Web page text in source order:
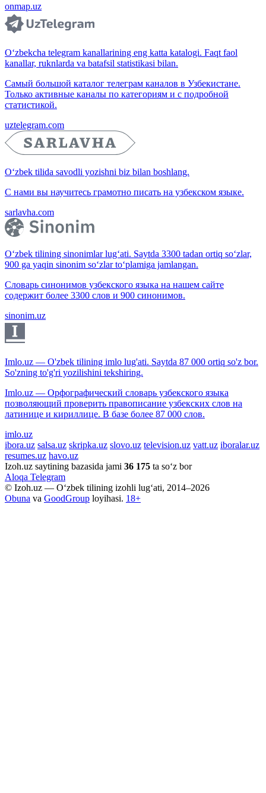
onmap.uz
O‘zbekcha telegram kanallarining eng katta katalogi. Faqt faol
kanallar, ruknlarda va batafsil statistikasi bilan.
Самый большой каталог телеграм каналов в Узбекистане.
Только активные каналы по категориям и с подробной
статистикой.
uztelegram.com
O‘zbek tilida savodli yozishni biz bilan boshlang.
С нами вы научитесь грамотно писать на узбекском языке.
sarlavha.com
O‘zbek tilining sinonimlar lug‘ati. Saytda 3300 tadan ortiq so‘zlar,
900 ga yaqin sinonim so‘zlar to‘plamiga jamlangan.
Словарь синонимов узбекского языка на нашем сайте
содержит более 3300 слов и 900 синонимов.
sinonim.uz
Imlo.uz — O'zbek tilining imlo lug'ati. Saytda 87 000 ortiq so'z bor.
So'zning to'g'ri yozilishini tekshiring.
Imlo.uz — Орфографический словарь узбекского языка
позволяющий проверить правописание узбекских слов на
латинице и кириллице. В базе более 87 000 слов.
imlo.uz
ibora.uz salsa.uz skripka.uz slovo.uz television.uz vatt.uz iboralar.uz
resumes.uz havo.uz
Izoh.uz saytining bazasida jami 36 175 ta so‘z bor
Aloqa Telegram
© Izoh.uz — O‘zbek tilining izohli lug‘ati, 2014–2026
Obuna va GoodGroup loyihasi. 18+